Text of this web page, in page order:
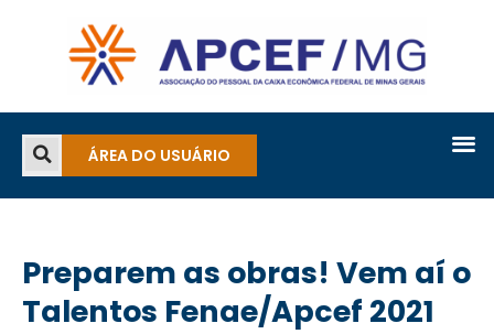
ÁREA DO USUÁRIO
Preparem as obras! Vem aí o
Talentos Fenae/Apcef 2021